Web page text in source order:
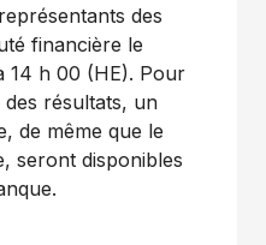
des
financière le
14 h 00 (HE). Pour
résultats, un
de même que le
seront disponibles